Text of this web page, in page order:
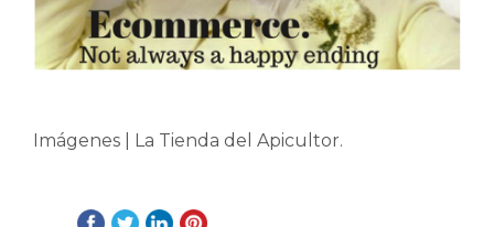
Imágenes | La Tienda del Apicultor.